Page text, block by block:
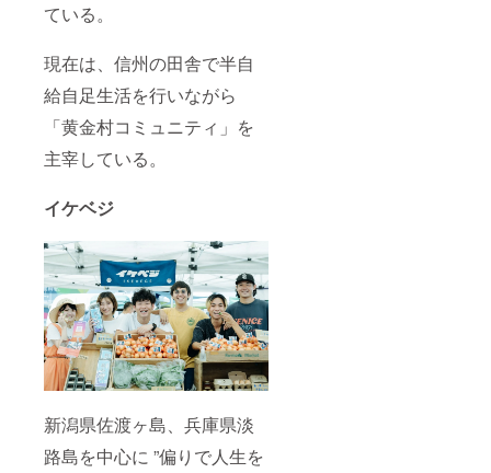
ている。
現在は、信州の田舎で半自
給自足生活を行いながら
「黄金村コミュニティ」を
主宰している。
イケベジ
新潟県佐渡ヶ島、兵庫県淡
路島を中心に ”偏りで人生を